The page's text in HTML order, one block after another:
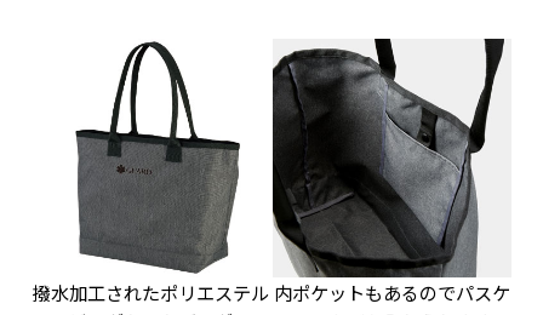
撥水加工されたポリエステル 内ポケットもあるのでパスケ